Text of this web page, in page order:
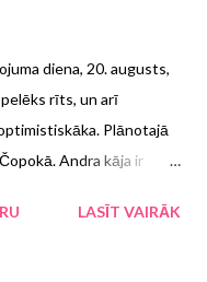
diena, 20. augusts,
rīts, un arī
Plānotajā
Andra kāja ir
Plānu B, proti,
LASĪT VAIRĀK